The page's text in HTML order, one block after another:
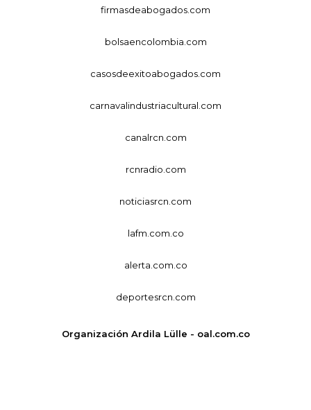
firmasdeabogados.com
bolsaencolombia.com
casosdeexitoabogados.com
carnavalindustriacultural.com
canalrcn.com
rcnradio.com
noticiasrcn.com
lafm.com.co
alerta.com.co
deportesrcn.com
Organización Ardila Lülle - oal.com.co